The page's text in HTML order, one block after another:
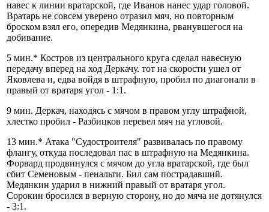
навес к линии вратарской, где Иванов нанес удар головой.
Вратарь не совсем уверено отразил мяч, но повторным
броском взял его, опередив Медянкина, рванувшегося на
добивание.
5 мин.* Костров из центрального круга сделал навесную
передачу вперед на ход Деркачу. тот на скорости ушел от
Яковлева и, едва войдя в штрафную, пробил по диагонали в
правый от вратаря угол - 1:1.
9 мин. Деркач, находясь с мячом в правом углу штрафной,
хлестко пробил - Разбицков перевел мяч на угловой.
13 мин.* Атака "Судостроителя" развивалась по правому
флангу, откуда последовал пас в штрафную на Медянкина.
Форвард продвинулся с мячом до угла вратарской, где был
сбит Семеновым - пенальти. Бил сам пострадавший.
Медянкин ударил в нижний правый от вратаря угол.
Сорокин бросился в верную сторону, но до мяча не дотянулся
- 3:1.